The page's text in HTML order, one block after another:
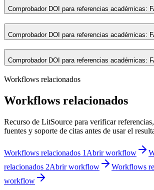
Comprobador DOI para referencias académicas:
Comprobador DOI para referencias académicas:
Comprobador DOI para referencias académicas:
Workflows relacionados
Workflows relacionados
Recurso de LitSource para verificar
fuentes y soporte de citas antes de usar el
Workflows relacionados 1 Abrir workflow
relacionados 2Abrir workflow Workflows
workflow